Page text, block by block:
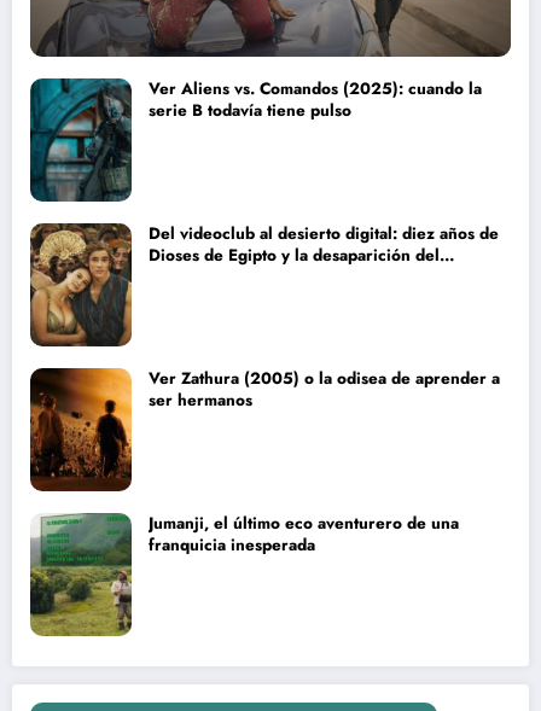
Ver Aliens vs. Comandos (2025): cuando la
serie B todavía tiene pulso
Del videoclub al desierto digital: diez años de
Dioses de Egipto y la desaparición del
Ver Zathura (2005) o la odisea de aprender a
ser hermanos
Jumanji, el último eco aventurero de una
franquicia inesperada